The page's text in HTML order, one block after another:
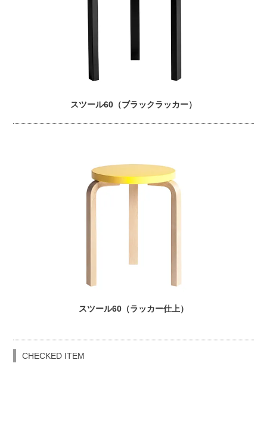
スツール60（ブラックラッカー）
スツール60（ラッカー仕上）
CHECKED ITEM